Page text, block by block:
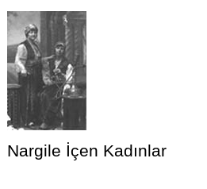
Nargile İçen Kadınlar